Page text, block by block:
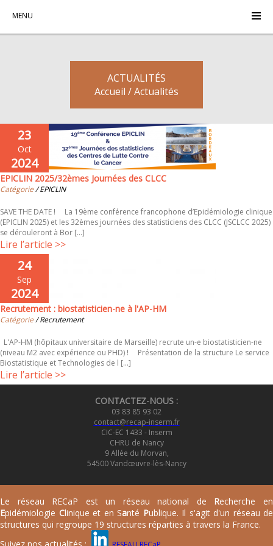
MENU
ACTUALITÉS
Accueil / Actualités
23
Oct
2024
EPICLIN 2025/32èmes Journées des CLCC
Catégorie/ EPICLIN
SAVE THE DATE ! La 19ème conférence francophone d’Epidémiologie clinique
(EPICLIN 2025) et les 32èmes journées des statisticiens des CLCC (JSCLCC 2025)
se dérouleront à Bor [...]
Lire l’article >>
24
Sep
2024
Recrutement : biostatisticien-ne à l'AP-HM
Catégorie/ Recrutement
L'AP-HM (hôpitaux universitaire de Marseille) recrute un-e biostatisticien-ne
(niveau M2 avec expérience ou PHD) ! Présentation de la structure Le service
Biostatistique et Technologies de l [...]
Lire l’article >>
CONTACTEZ-NOUS :
03 83 85 93 02
contact@recap-inserm.fr
CIC-EC 1433 - Inserm
CHRU de Nancy
9 Allée du Morvan,
54500 Vandœuvre-lès-Nancy
Le réseau RECaP est un réseau national de Recherche en
Epidémiologie Clinique et en Santé Publique. Il s'agit d'un réseau de
structures qui regroupe 19 structures réparties à travers la France.